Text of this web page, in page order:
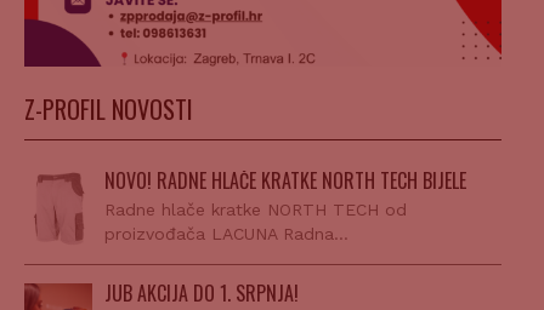
Z-PROFIL NOVOSTI
NOVO! RADNE HLAČE KRATKE NORTH TECH BIJELE
Radne hlače kratke NORTH TECH od
proizvođača LACUNA Radna…
JUB AKCIJA DO 1. SRPNJA!